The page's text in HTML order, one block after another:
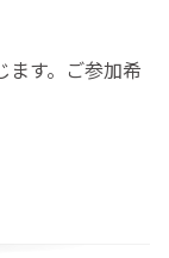
ます。ご参加希